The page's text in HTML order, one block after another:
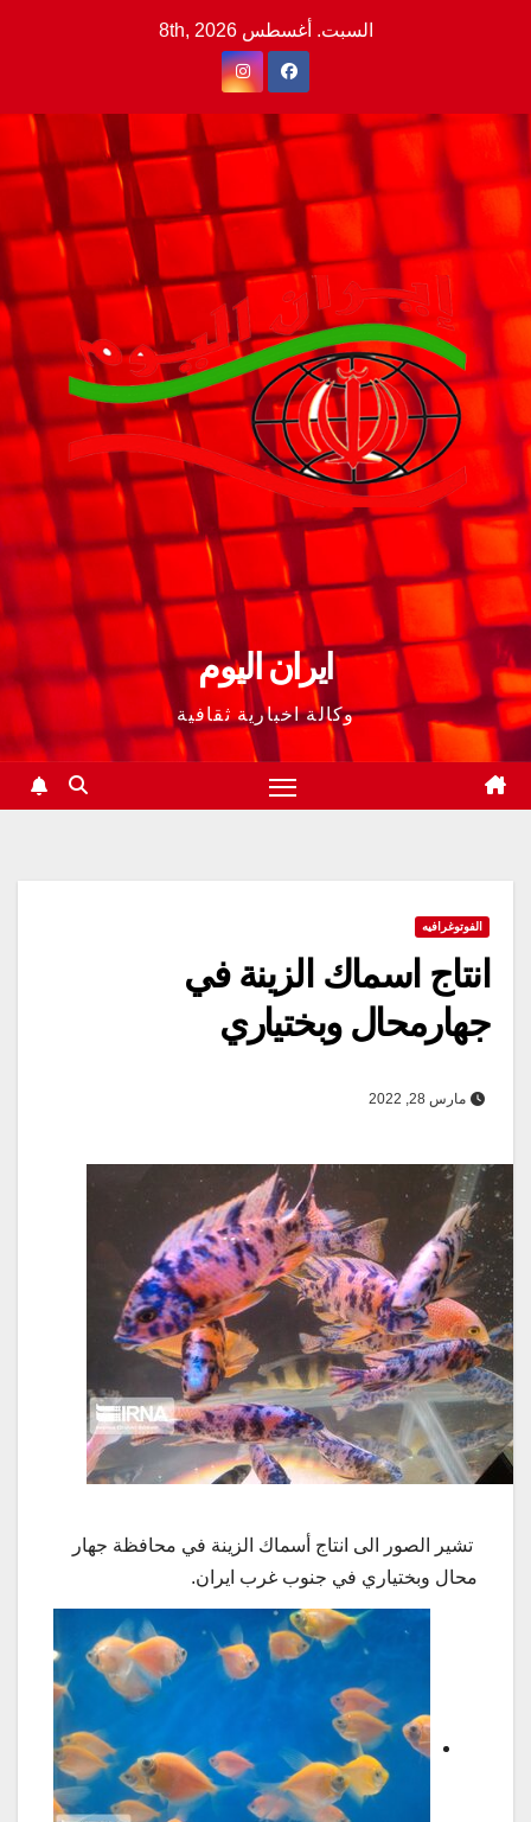
السبت. أغسطس 8th, 2026
ايران اليوم
وكالة اخبارية ثقافية
الفوتوغرافيه
انتاج اسماك الزينة في
جهارمحال وبختياري
مارس 28, 2022
تشير الصور الى انتاج أسماك الزينة في محافظة جهار
محال وبختياري في جنوب غرب ايران.